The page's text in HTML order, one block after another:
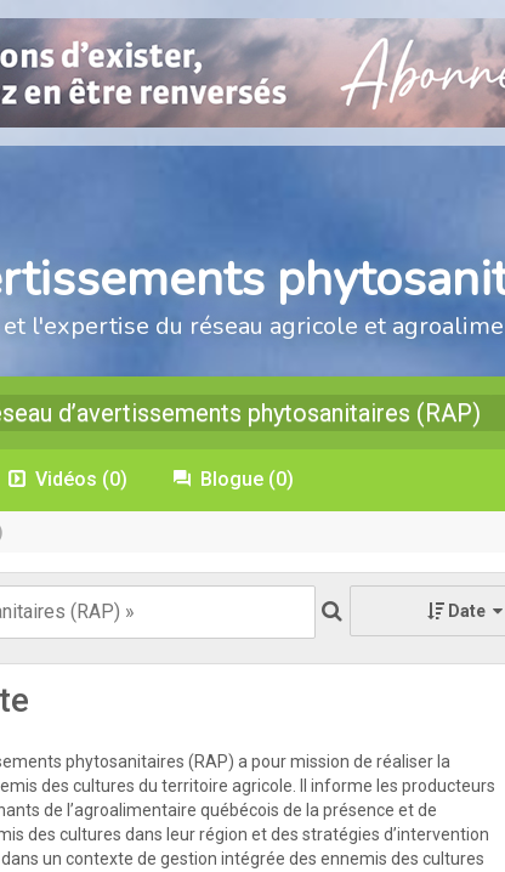
et l'expertise du réseau agricole et
d’avertissements phytosanitaires (RAP)
Vidéos (0) Blogue (0)
Date
phytosanitaires (RAP) a pour mission de réaliser la
des cultures du territoire agricole. Il informe les producteurs
de l’agroalimentaire québécois de la présence et de
des cultures dans leur région et des stratégies d’intervention
un contexte de gestion intégrée des ennemis des cultures